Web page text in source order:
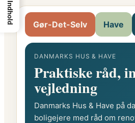
Gør-Det-Selv Have
DANMARKS HUS & HAVE
Praktiske råd,
vejledning
Danmarks Hus & Have på
boligejere med råd om
Indhold